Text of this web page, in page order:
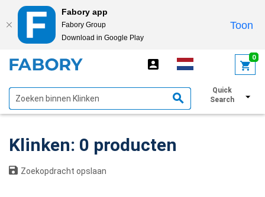
Fabory app
Fabory Group
Download in Google Play
Toon
0
Quick
Search
Klinken: 0 producten
Zoekopdracht opslaan